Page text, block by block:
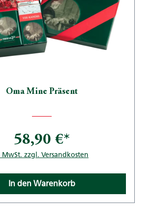
Oma Mine Präsent
58,90 €*
MwSt. zzgl. Versandkosten
In den Warenkorb